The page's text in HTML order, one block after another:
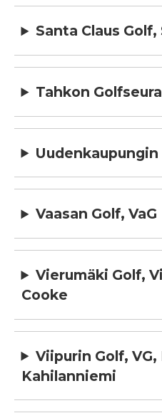
Santa Claus Golf,
Tahkon
Uudenkaupungin
Vaasan Golf, VaG
Vierumäki Golf,
Cooke
Viipurin Golf,
Kahilanniemi